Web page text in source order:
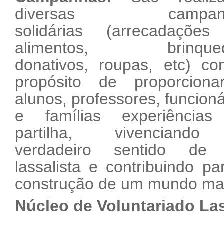
diversas
solidárias
alimentos,
donativos, roupas, etc)
propósito de
alunos, professores,
e famílias
partilha,
verdadeiro sentido de
lassalista e contribuindo
construção de um mundo
Núcleo de Voluntariado